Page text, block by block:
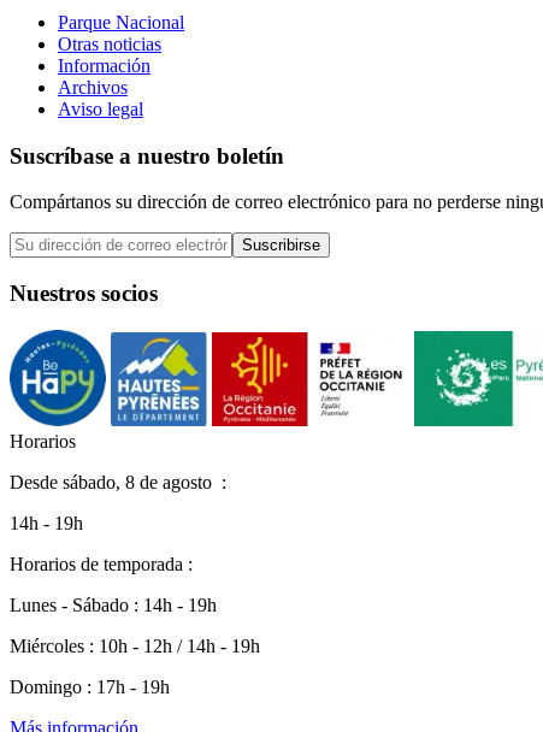
Parque Nacional
Otras noticias
Información
Archivos
Aviso legal
Suscríbase a nuestro boletín
Compártanos su dirección de correo electrónico para no perderse
Suscribirse
Nuestros socios
Horarios
Desde sábado, 8 de agosto :
14h - 19h
Horarios de temporada :
Lunes - Sábado : 14h - 19h
Miércoles : 10h - 12h / 14h - 19h
Domingo : 17h - 19h
Más información